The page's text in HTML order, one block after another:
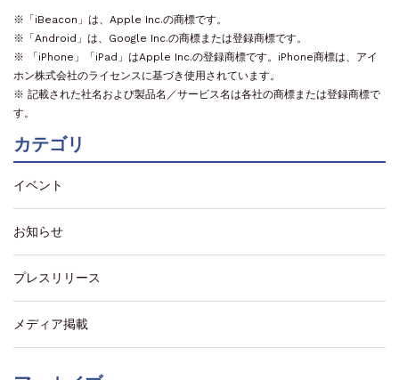
※「iBeacon」は、Apple Inc.の商標です。
※「Android」は、Google Inc.の商標または登録商標です。
※ 「iPhone」「iPad」はApple Inc.の登録商標です。iPhone商標は、アイ
ホン株式会社のライセンスに基づき使用されています。
※ 記載された社名および製品名／サービス名は各社の商標または登録商標で
す。
カテゴリ
イベント
お知らせ
プレスリリース
メディア掲載